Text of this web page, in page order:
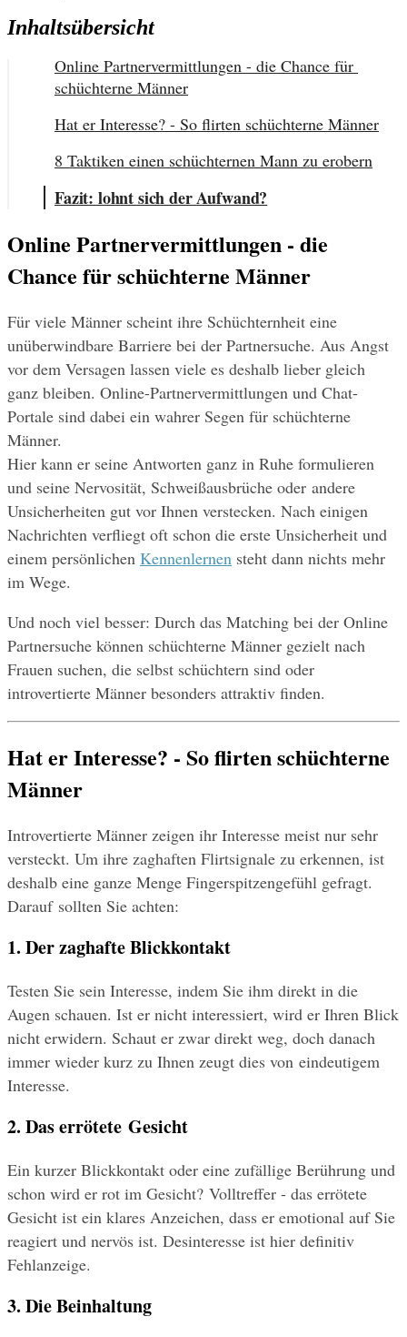
Inhaltsübersicht
Online Partnervermittlungen - die Chance für
schüchterne Männer
Hat er Interesse? - So flirten schüchterne Männer
8 Taktiken einen schüchternen Mann zu erobern
Fazit: lohnt sich der Aufwand?
Online Partnervermittlungen - die
Chance für schüchterne Männer
Für viele Männer scheint ihre Schüchternheit eine
unüberwindbare Barriere bei der Partnersuche. Aus Angst
vor dem Versagen lassen viele es deshalb lieber gleich
ganz bleiben. Online-Partnervermittlungen und Chat-
Portale sind dabei ein wahrer Segen für schüchterne
Männer.
Hier kann er seine Antworten ganz in Ruhe formulieren
und seine Nervosität, Schweißausbrüche oder andere
Unsicherheiten gut vor Ihnen verstecken. Nach einigen
Nachrichten verfliegt oft schon die erste Unsicherheit und
einem persönlichen Kennenlernen steht dann nichts mehr
im Wege.
Und noch viel besser: Durch das Matching bei der Online
Partnersuche können schüchterne Männer gezielt nach
Frauen suchen, die selbst schüchtern sind oder
introvertierte Männer besonders attraktiv finden.
Hat er Interesse? - So flirten schüchterne
Männer
Introvertierte Männer zeigen ihr Interesse meist nur sehr
versteckt. Um ihre zaghaften Flirtsignale zu erkennen, ist
deshalb eine ganze Menge Fingerspitzengefühl gefragt.
Darauf sollten Sie achten:
1. Der zaghafte Blickkontakt
Testen Sie sein Interesse, indem Sie ihm direkt in die
Augen schauen. Ist er nicht interessiert, wird er Ihren Blick
nicht erwidern. Schaut er zwar direkt weg, doch danach
immer wieder kurz zu Ihnen zeugt dies von eindeutigem
Interesse.
2. Das errötete Gesicht
Ein kurzer Blickkontakt oder eine zufällige Berührung und
schon wird er rot im Gesicht? Volltreffer - das errötete
Gesicht ist ein klares Anzeichen, dass er emotional auf Sie
reagiert und nervös ist. Desinteresse ist hier definitiv
Fehlanzeige.
3. Die Beinhaltung